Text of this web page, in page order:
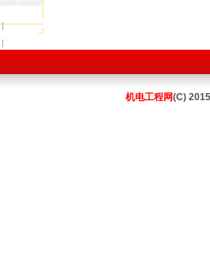
|
|
机电工程网(C)